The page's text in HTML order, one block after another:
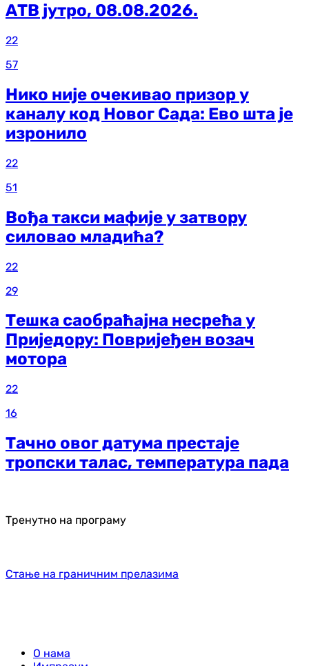
АТВ јутро, 08.08.2026.
22
57
Нико није очекивао призор у
каналу код Новог Сада: Ево шта је
изронило
22
51
Вођа такси мафије у затвору
силовао младића?
22
29
Тешка саобраћајна несрећа у
Приједору: Повријеђен возач
мотора
22
16
Тачно овог датума престаје
тропски талас, температура пада
Тренутно на програму
Стање на граничним прелазима
О нама